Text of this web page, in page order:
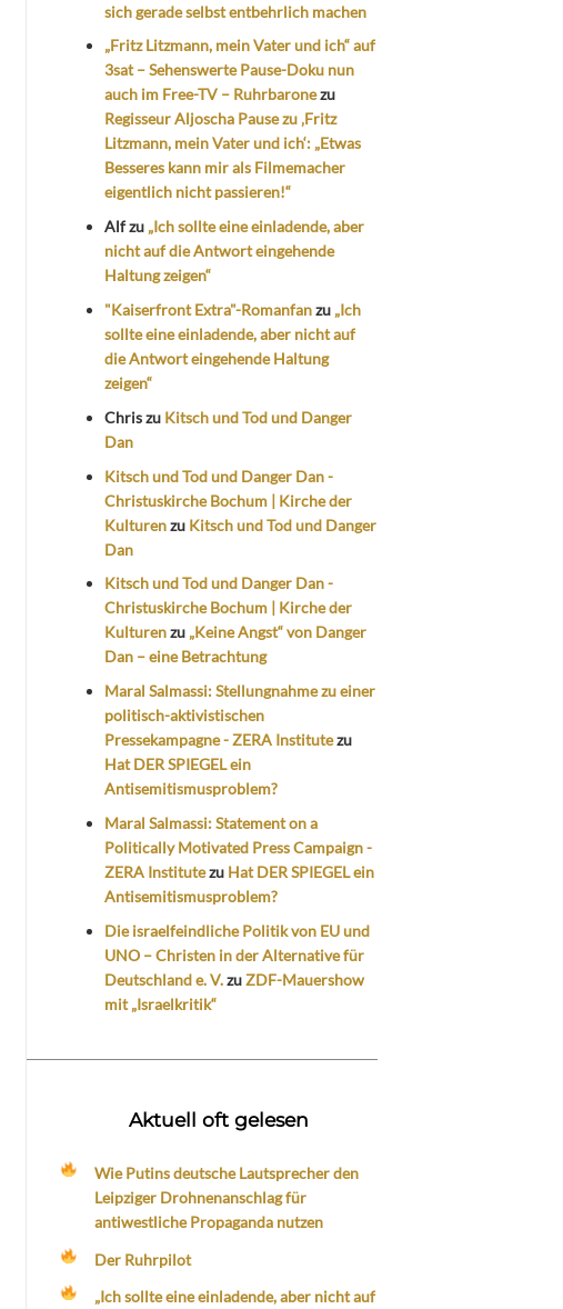
sich gerade selbst entbehrlich machen
„Fritz Litzmann, mein Vater und ich“ auf
3sat – Sehenswerte Pause-Doku nun
auch im Free-TV – Ruhrbaronezu
Regisseur Aljoscha Pause zu ‚Fritz
Litzmann, mein Vater und ich‘: „Etwas
Besseres kann mir als Filmemacher
eigentlich nicht passieren!“
Alfzu „Ich sollte eine einladende, aber
nicht auf die Antwort eingehende
Haltung zeigen“
"Kaiserfront Extra"-Romanfanzu „Ich
sollte eine einladende, aber nicht auf
die Antwort eingehende Haltung
zeigen“
Chriszu Kitsch und Tod und Danger
Dan
Kitsch und Tod und Danger Dan -
Christuskirche Bochum | Kirche der
Kulturenzu Kitsch und Tod und Danger
Dan
Kitsch und Tod und Danger Dan -
Christuskirche Bochum | Kirche der
Kulturenzu „Keine Angst“ von Danger
Dan – eine Betrachtung
Maral Salmassi: Stellungnahme zu einer
politisch-aktivistischen
Pressekampagne - ZERA Institutezu
Hat DER SPIEGEL ein
Antisemitismusproblem?
Maral Salmassi: Statement on a
Politically Motivated Press Campaign -
ZERA Institutezu Hat DER SPIEGEL ein
Antisemitismusproblem?
Die israelfeindliche Politik von EU und
UNO – Christen in der Alternative für
Deutschland e. V.zuZDF-Mauershow
mit „Israelkritik“
Aktuell oft gelesen
Wie Putins deutsche Lautsprecher den
Leipziger Drohnenanschlag für
antiwestliche Propaganda nutzen
Der Ruhrpilot
„Ich sollte eine einladende, aber nicht auf